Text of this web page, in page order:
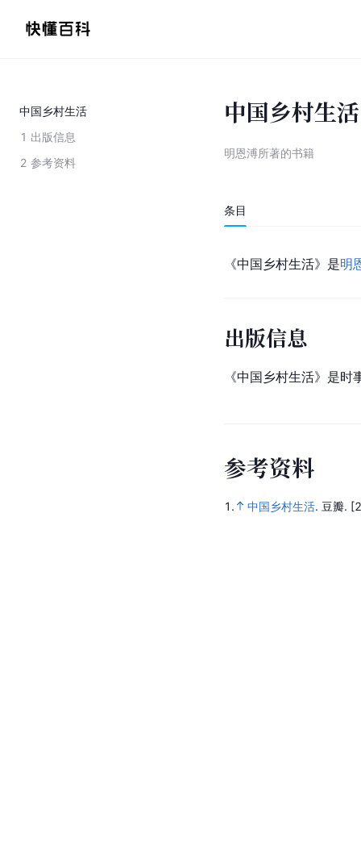
中国乡村生活
1 出版信息
2 参考资料
中国乡村生活
明恩溥所著的书籍
条目
《中国乡村生活》是明
出版信息
《中国乡村生活》是
参考资料
1. 中国乡村生活. 豆瓣.